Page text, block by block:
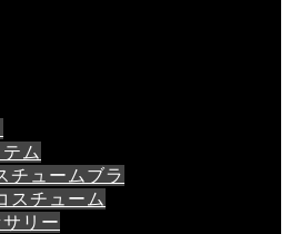
ム
チュームブラ
スチューム
リー